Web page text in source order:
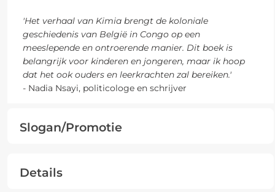
'Het verhaal van Kimia brengt de koloniale
geschiedenis van België in Congo op een
meeslepende en ontroerende manier. Dit boek is
belangrijk voor kinderen en jongeren, maar ik hoop
dat het ook ouders en leerkrachten zal bereiken.'
- Nadia Nsayi, politicologe en schrijver
Slogan/Promotie
Details